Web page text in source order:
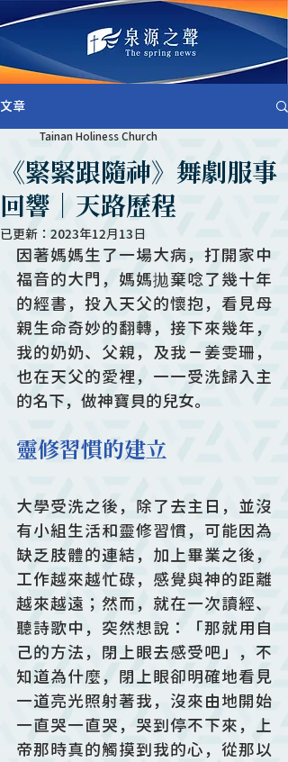
文章
《緊緊跟隨神》舞劇服事
回響｜天路歷程
Tainan Holiness Church
已更新： 2023年12月13日
因著媽媽生了一場大病，打開家中
福音的大門，媽媽拋棄唸了幾十年
的經書，投入天父的懷抱，看見母
親生命奇妙的翻轉，接下來幾年，
我的奶奶、父親，及我－姜雯珊，
也在天父的愛裡，一一受洗歸入主
的名下，做神寶貝的兒女。
靈修習慣的建立
大學受洗之後，除了去主日，並沒
有小組生活和靈修習慣，可能因為
缺乏肢體的連結，加上畢業之後，
工作越來越忙碌，感覺與神的距離
越來越遠；然而，就在一次讀經、
聽詩歌中，突然想說：「那就用自
己的方法，閉上眼去感受吧」，不
知道為什麼，閉上眼卻明確地看見
一道亮光照射著我，沒來由地開始
一直哭一直哭，哭到停不下來，上
帝那時真的觸摸到我的心，從那以